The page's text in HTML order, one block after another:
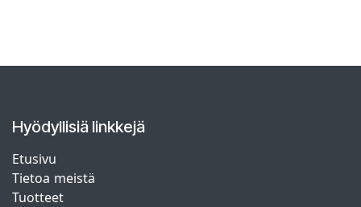
Hyödyllisiä linkkejä
Etusivu
Tietoa meistä
Tuotteet